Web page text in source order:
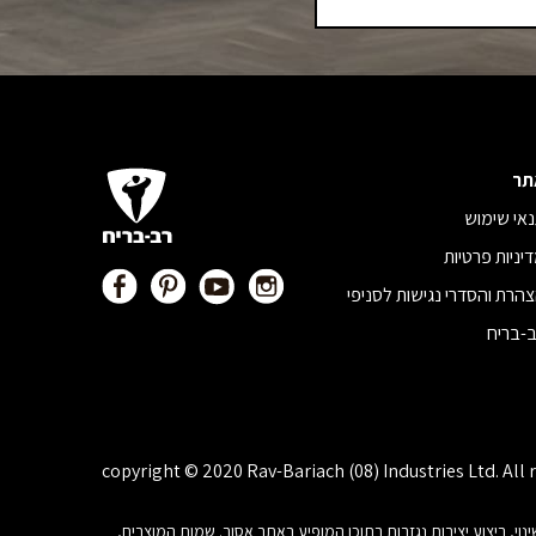
שימוש
פרטיות
והסדרי נגישות לסניפי
בריח
copyright © 2020 Rav-Bariach (08) Industries Ltd. All
הצגה, שידור, שינוי, ביצוע יצירות נגזרות בתוכן המופיע באתר אסור. שמות המוצרים,